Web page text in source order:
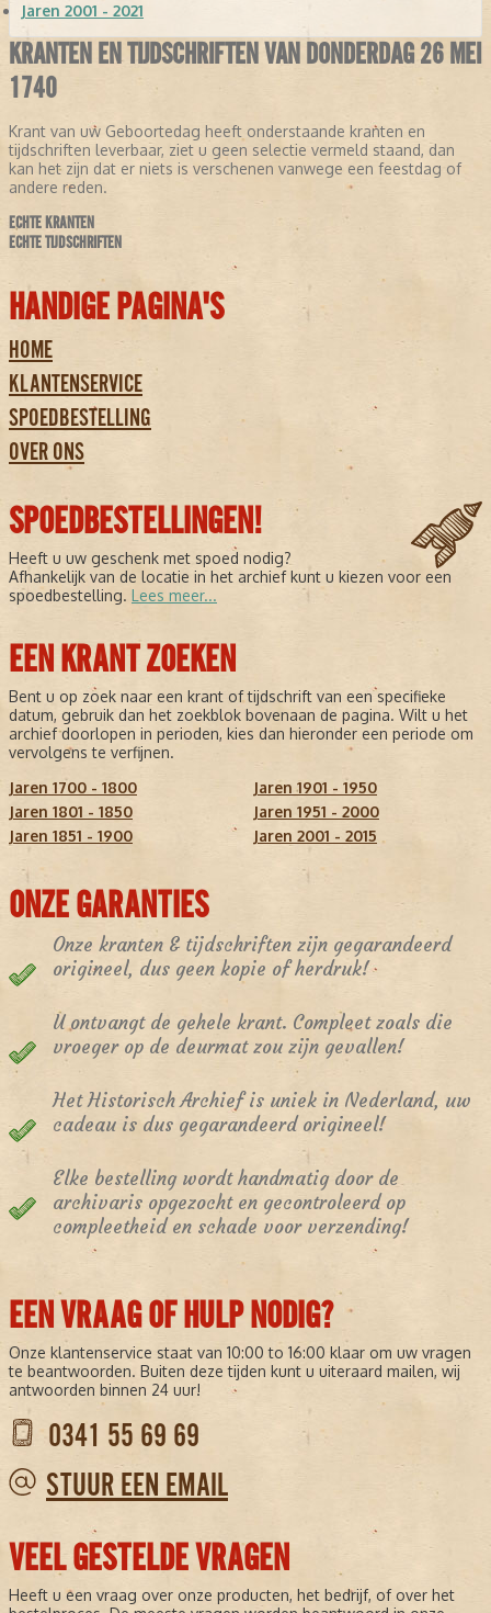
Jaren 2001 - 2021
KRANTEN EN TIJDSCHRIFTEN VAN DONDERDAG 26 MEI
1740
Krant van uw Geboortedag heeft onderstaande kranten en
tijdschriften leverbaar, ziet u geen selectie vermeld staand, dan
kan het zijn dat er niets is verschenen vanwege een feestdag of
andere reden.
ECHTE KRANTEN
ECHTE TIJDSCHRIFTEN
HANDIGE PAGINA'S
HOME
KLANTENSERVICE
SPOEDBESTELLING
OVER ONS
SPOEDBESTELLINGEN!
Heeft u uw geschenk met spoed nodig?
Afhankelijk van de locatie in het archief kunt u kiezen voor een
spoedbestelling. Lees meer...
EEN KRANT ZOEKEN
Bent u op zoek naar een krant of tijdschrift van een specifieke
datum, gebruik dan het zoekblok bovenaan de pagina. Wilt u het
archief doorlopen in perioden, kies dan hieronder een periode om
vervolgens te verfijnen.
Jaren 1700 - 1800
Jaren 1801 - 1850
Jaren 1851 - 1900
Jaren 1901 - 1950
Jaren 1951 - 2000
Jaren 2001 - 2015
ONZE GARANTIES
Onze kranten & tijdschriften zijn gegarandeerd
origineel, dus geen kopie of herdruk!
U ontvangt de gehele krant. Compleet zoals die
vroeger op de deurmat zou zijn gevallen!
Het Historisch Archief is uniek in Nederland, uw
cadeau is dus gegarandeerd origineel!
Elke bestelling wordt handmatig door de
archivaris opgezocht en gecontroleerd op
compleetheid en schade voor verzending!
EEN VRAAG OF HULP NODIG?
Onze klantenservice staat van 10:00 to 16:00 klaar om uw vragen
te beantwoorden. Buiten deze tijden kunt u uiteraard mailen, wij
antwoorden binnen 24 uur!
0341 55 69 69
STUUR EEN EMAIL
VEEL GESTELDE VRAGEN
Heeft u een vraag over onze producten, het bedrijf, of over het